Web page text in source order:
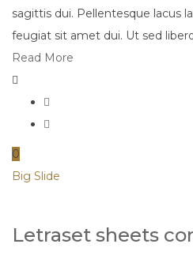
sagittis dui. Pellentesque lacus
feugiat sit amet dui. Ut sed
Read More
0
Big Slide
Letraset sheets